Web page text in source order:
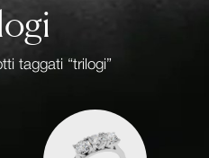
taggati “trilogi”